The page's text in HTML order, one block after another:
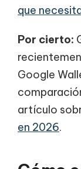
que
Por cierto:
Google
artículo
en 2026.